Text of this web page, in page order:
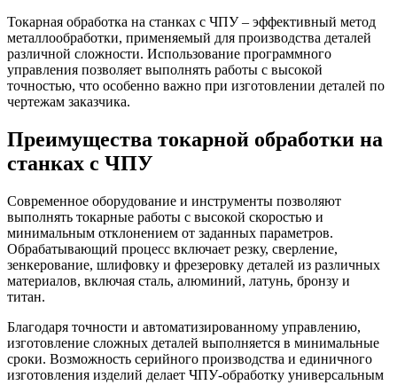
Токарная обработка на станках с ЧПУ – эффективный метод
металлообработки, применяемый для производства деталей
различной сложности. Использование программного
управления позволяет выполнять работы с высокой
точностью, что особенно важно при изготовлении деталей по
чертежам заказчика.
Преимущества токарной обработки на
станках с ЧПУ
Современное оборудование и инструменты позволяют
выполнять токарные работы с высокой скоростью и
минимальным отклонением от заданных параметров.
Обрабатывающий процесс включает резку, сверление,
зенкерование, шлифовку и фрезеровку деталей из различных
материалов, включая сталь, алюминий, латунь, бронзу и
титан.
Благодаря точности и автоматизированному управлению,
изготовление сложных деталей выполняется в минимальные
сроки. Возможность серийного производства и единичного
изготовления изделий делает ЧПУ-обработку универсальным